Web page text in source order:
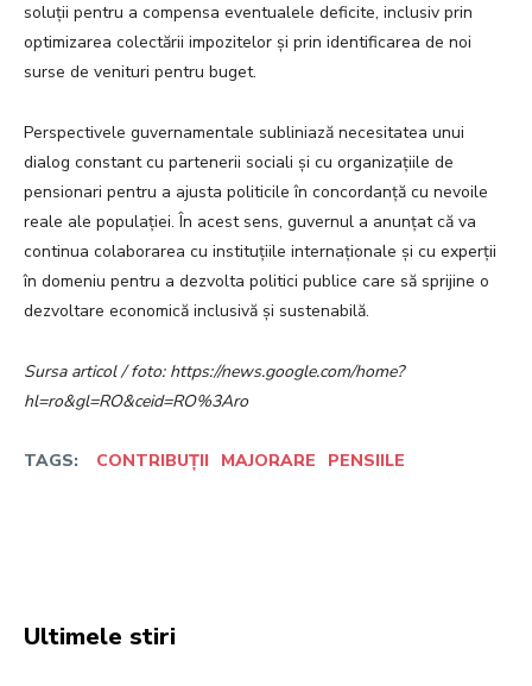
soluții pentru a compensa eventualele deficite, inclusiv prin
optimizarea colectării impozitelor și prin identificarea de noi
surse de venituri pentru buget.
Perspectivele guvernamentale subliniază necesitatea unui
dialog constant cu partenerii sociali și cu organizațiile de
pensionari pentru a ajusta politicile în concordanță cu nevoile
reale ale populației. În acest sens, guvernul a anunțat că va
continua colaborarea cu instituțiile internaționale și cu experții
în domeniu pentru a dezvolta politici publice care să sprijine o
dezvoltare economică inclusivă și sustenabilă.
Sursa articol / foto: https://news.google.com/home?
hl=ro&gl=RO&ceid=RO%3Aro
TAGS: CONTRIBUȚII MAJORARE PENSIILE
Ultimele stiri